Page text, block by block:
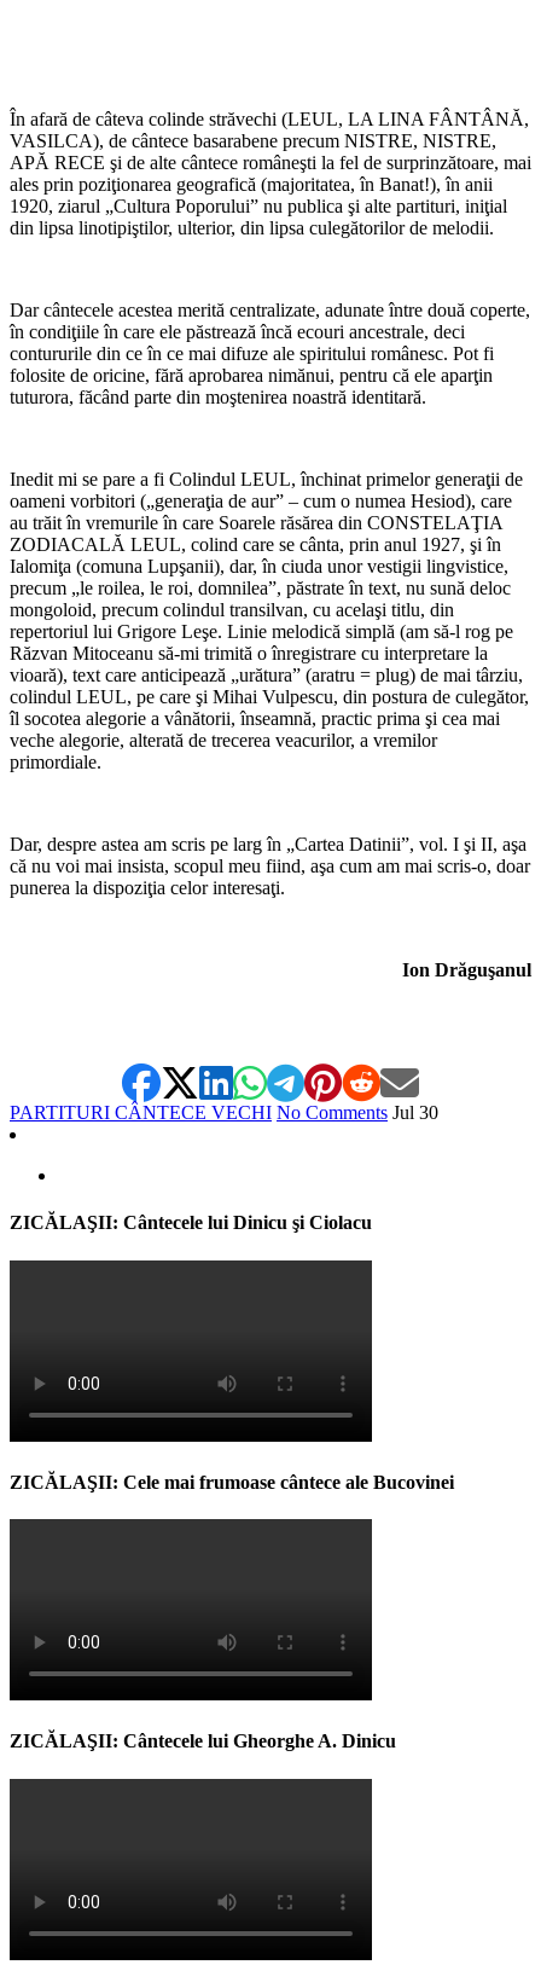
În afară de câteva colinde străvechi (LEUL, LA LINA FÂNTÂNĂ,
VASILCA), de cântece basarabene precum NISTRE, NISTRE,
APĂ RECE şi de alte cântece româneşti la fel de surprinzătoare, mai
ales prin poziţionarea geografică (majoritatea, în Banat!), în anii
1920, ziarul „Cultura Poporului” nu publica şi alte partituri, iniţial
din lipsa linotipiştilor, ulterior, din lipsa culegătorilor de melodii.
Dar cântecele acestea merită centralizate, adunate între două coperte,
în condiţiile în care ele păstrează încă ecouri ancestrale, deci
contururile din ce în ce mai difuze ale spiritului românesc. Pot fi
folosite de oricine, fără aprobarea nimănui, pentru că ele aparţin
tuturora, făcând parte din moştenirea noastră identitară.
Inedit mi se pare a fi Colindul LEUL, închinat primelor generaţii de
oameni vorbitori („generaţia de aur” – cum o numea Hesiod), care
au trăit în vremurile în care Soarele răsărea din CONSTELAŢIA
ZODIACALĂ LEUL, colind care se cânta, prin anul 1927, şi în
Ialomiţa (comuna Lupşanii), dar, în ciuda unor vestigii lingvistice,
precum „le roilea, le roi, domnilea”, păstrate în text, nu sună deloc
mongoloid, precum colindul transilvan, cu acelaşi titlu, din
repertoriul lui Grigore Leşe. Linie melodică simplă (am să-l rog pe
Răzvan Mitoceanu să-mi trimită o înregistrare cu interpretare la
vioară), text care anticipează „urătura” (aratru = plug) de mai târziu,
colindul LEUL, pe care şi Mihai Vulpescu, din postura de culegător,
îl socotea alegorie a vânătorii, înseamnă, practic prima şi cea mai
veche alegorie, alterată de trecerea veacurilor, a vremilor
primordiale.
Dar, despre astea am scris pe larg în „Cartea Datinii”, vol. I şi II, aşa
că nu voi mai insista, scopul meu fiind, aşa cum am mai scris-o, doar
punerea la dispoziţia celor interesaţi.
Ion Drăguşanul
PARTITURI CÂNTECE VECHI No Comments Jul 30
ZICĂLAŞII: Cântecele lui Dinicu şi Ciolacu
ZICĂLAŞII: Cele mai frumoase cântece ale Bucovinei
ZICĂLAŞII: Cântecele lui Gheorghe A. Dinicu